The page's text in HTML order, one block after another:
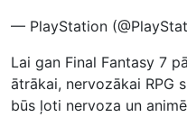
— PlayStation
Lai gan Final Fantasy 7
ātrākai, nervozākai RPG
būs ļoti nervoza un